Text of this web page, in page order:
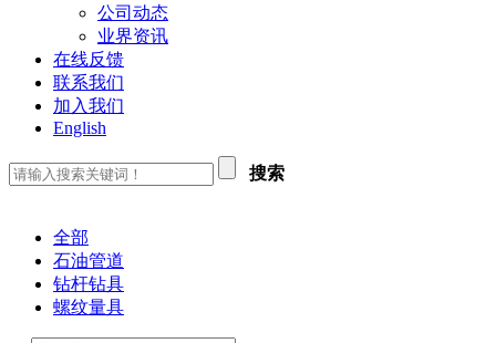
公司动态
业界资讯
在线反馈
联系我们
加入我们
English
搜索
全部
石油管道
钻杆钻具
螺纹量具